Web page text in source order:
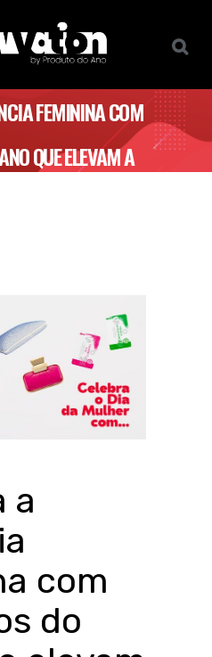
FEMININA COM
QUE ELEVAM A
a
com
do